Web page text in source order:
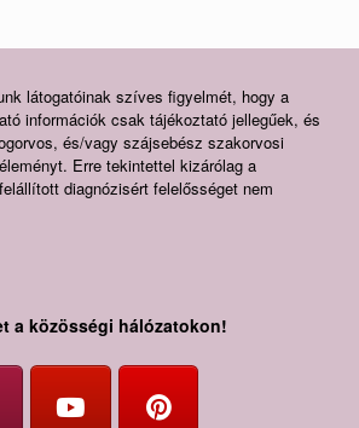
látogatóinak szíves figyelmét, hogy a
információk csak tájékoztató jellegűek, és
és/vagy szájsebész szakorvosi
Erre tekintettel kizárólag a
diagnózisért felelősséget nem
a közösségi hálózatokon!